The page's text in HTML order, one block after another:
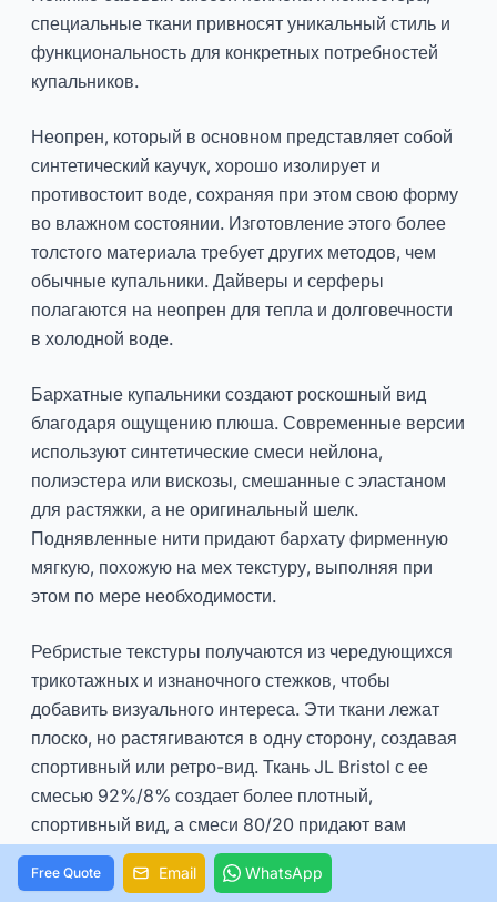
специальные ткани привносят уникальный стиль и
функциональность для конкретных потребностей
купальников.
Неопрен, который в основном представляет собой
синтетический каучук, хорошо изолирует и
противостоит воде, сохраняя при этом свою форму
во влажном состоянии. Изготовление этого более
толстого материала требует других методов, чем
обычные купальники. Дайверы и серферы
полагаются на неопрен для тепла и долговечности
в холодной воде.
Бархатные купальники создают роскошный вид
благодаря ощущению плюша. Современные версии
используют синтетические смеси нейлона,
полиэстера или вискозы, смешанные с эластаном
для растяжки, а не оригинальный шелк.
Поднявленные нити придают бархату фирменную
мягкую, похожую на мех текстуру, выполняя при
этом по мере необходимости.
Ребристые текстуры получаются из чередующихся
трикотажных и изнаночного стежков, чтобы
добавить визуального интереса. Эти ткани лежат
плоско, но растягиваются в одну сторону, создавая
спортивный или ретро-вид. Ткань JL Bristol с ее
смесью 92%/8% создает более плотный,
спортивный вид, а смеси 80/20 придают вам
классический модный вид.
Free Quote Email WhatsApp